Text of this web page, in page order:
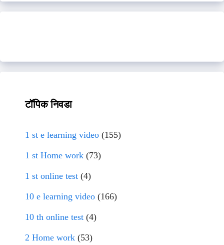
टॉपिक निवडा
1 st e learning video (155)
1 st Home work (73)
1 st online test (4)
10 e learning video (166)
10 th online test (4)
2 Home work (53)